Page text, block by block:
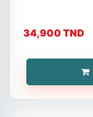
34,900 TND